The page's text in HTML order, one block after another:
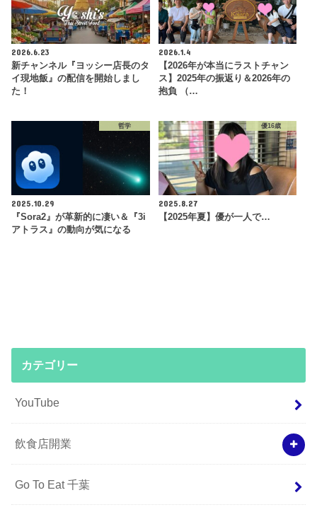
2026.6.23
新チャンネル『ヨッシー店長のタ
イ現地飯』の配信を開始しまし
た！
2026.1.4
【2026年が本当にラストチャン
ス】2025年の振返り＆2026年の
抱負 （…
哲学
2025.10.29
『Sora2』が革新的に凄い＆『3i
アトラス』の動向が気になる
優16歳
2025.8.27
【2025年夏】優が一人で…
カテゴリー
YouTube
飲食店開業
Go To Eat 千葉